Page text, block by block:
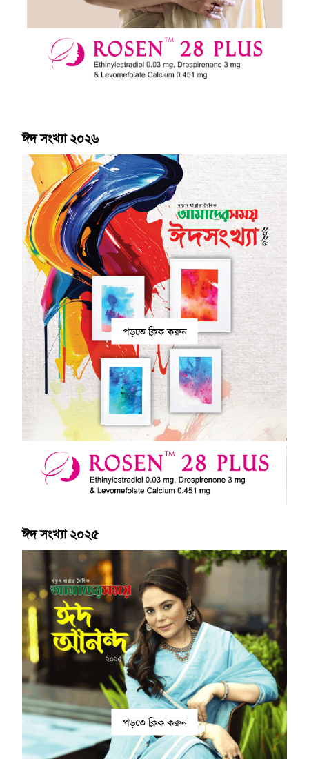
ঈদ সংখ্যা ২০২৬
পড়তে ক্লিক করুন
ঈদ সংখ্যা ২০২৫
পড়তে ক্লিক করুন